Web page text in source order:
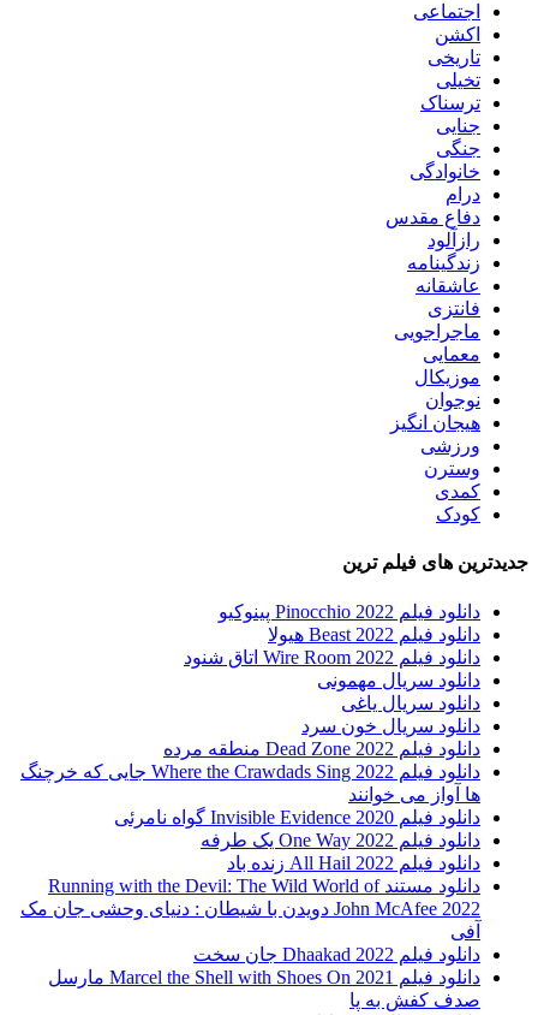
اجتماعی
اکشن
تاریخی
تخیلی
ترسناک
جنایی
جنگی
خانوادگی
درام
دفاع مقدس
رازآلود
زندگینامه
عاشقانه
فانتزی
ماجراجویی
معمایی
موزیکال
نوجوان
هیجان انگیز
ورزشی
وسترن
کمدی
کودک
جدیدترین های فیلم ترین
دانلود فیلم Pinocchio 2022 پینوکیو
دانلود فیلم Beast 2022 هیولا
دانلود فیلم Wire Room 2022 اتاق شنود
دانلود سریال مهمونی
دانلود سریال یاغی
دانلود سریال خون سرد
دانلود فیلم 2022 Dead Zone منطقه مرده
دانلود فیلم Where the Crawdads Sing 2022 جایی که خرچنگ
ها آواز می خوانند
دانلود فیلم 2020 Invisible Evidence گواه نامرئی
دانلود فیلم One Way 2022 یک طرفه
دانلود فیلم All Hail 2022 زنده باد
دانلود مستند Running with the Devil: The Wild World of
John McAfee 2022 دویدن با شیطان : دنیای وحشی جان مک
آفی
دانلود فیلم Dhaakad 2022 جان سخت
دانلود فیلم Marcel the Shell with Shoes On 2021 مارسل
صدف کفش به پا